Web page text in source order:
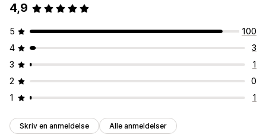
4,9
5
100
4
3
3
1
2
0
1
1
Skriv en anmeldelse Alle anmeldelser